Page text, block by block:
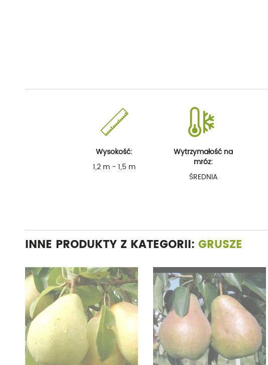
Wysokość:
1,2 m - 1,5 m
Wytrzymałość na
mróz:
ŚREDNIA
INNE PRODUKTY Z KATEGORII: GRUSZE